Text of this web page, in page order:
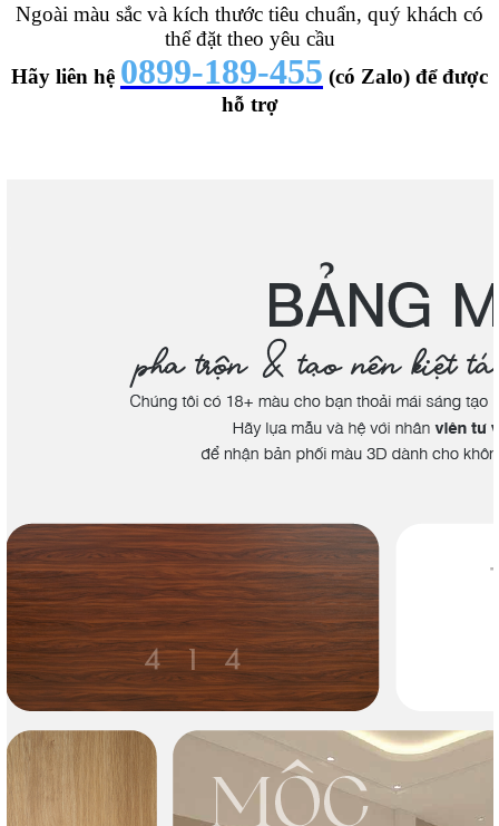
Ngoài màu sắc và kích thước tiêu chuẩn, quý khách có
thể đặt theo yêu cầu
Hãy liên hệ 0899-189-455 (có Zalo) để được
hỗ trợ